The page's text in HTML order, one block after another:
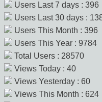
Users Last 7 days : 396
Users Last 30 days :
Users This Month : 396
Users This Year : 9784
Total Users : 28570
Views Today : 40
Views Yesterday : 60
Views This Month : 624